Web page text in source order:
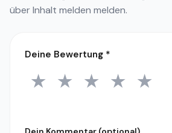
überInhalt melden melden.
Deine Bewertung *
1 Stern
★ 2 Sterne
★ 3 Sterne
★ 4 Sterne
★ 5
★